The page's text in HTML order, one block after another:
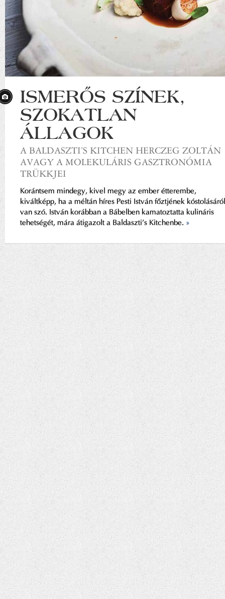
ISMERŐS SZÍNEK,
SZOKATLAN
ÁLLAGOK
A BALDASZTI’S KITCHEN HERCZEG ZOLTÁN
AVAGY A MOLEKULÁRIS GASZTRONÓMIA
TRÜKKJEI
Korántsem mindegy, kivel megy az ember étterembe,
kiváltképp, ha a méltán híres Pesti István főztjének kóstolásáról
van szó. István korábban a Bábelben kamatoztatta kulináris
tehetségét, mára átigazolt a Baldaszti’s Kitchenbe. »